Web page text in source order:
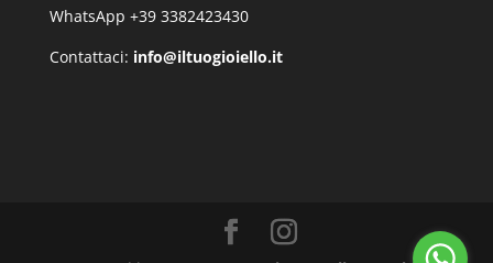
WhatsApp +39 3382423430
Contattaci: info@iltuogioiello.it